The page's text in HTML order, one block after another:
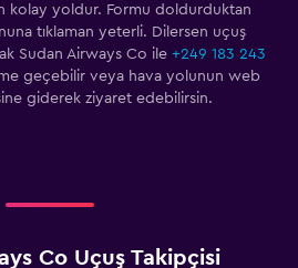
kolay yoldur. Formu doldurduktan
tıklaman yeterli. Dilersen uçuş
Sudan Airways Co ile +249 183 243
geçebilir veya hava yolunun web
giderek ziyaret edebilirsin.
Co Uçuş Takipçisi